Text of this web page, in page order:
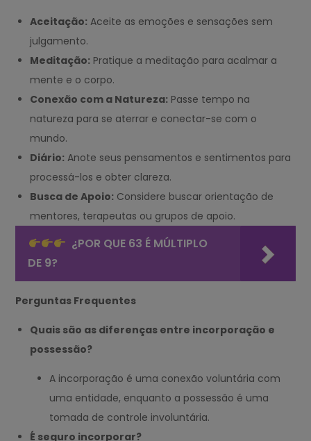
Aceitação: Aceite as emoções e sensações sem
julgamento.
Meditação: Pratique a meditação para acalmar a
mente e o corpo.
Conexão com a Natureza: Passe tempo na
natureza para se aterrar e conectar-se com o
mundo.
Diário: Anote seus pensamentos e sentimentos para
processá-los e obter clareza.
Busca de Apoio: Considere buscar orientação de
mentores, terapeutas ou grupos de apoio.
¿POR QUE 63 É MÚLTIPLO
DE 9?
Perguntas Frequentes
Quais são as diferenças entre incorporação e
possessão?
A incorporação é uma conexão voluntária com
uma entidade, enquanto a possessão é uma
tomada de controle involuntária.
É seguro incorporar?